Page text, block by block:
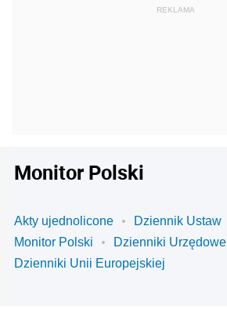
Monitor Polski
Akty ujednolicone
Dziennik Ustaw
Monitor Polski
Dzienniki Urzędowe
Dzienniki Unii Europejskiej